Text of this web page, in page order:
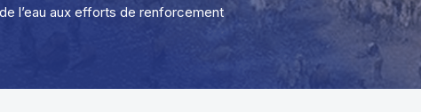
l’eau aux efforts de renforcement